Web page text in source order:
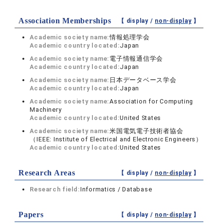
Association Memberships 【 display / non-display】
Academic society name:情報処理学会
Academic country located:Japan
Academic society name: 電子情報通信学会
Academic country located:Japan
Academic society name: 日本データベース学会
Academic country located:Japan
Academic society name:Association for Computing
Machinery
Academic country located:United States
Academic society name:米国電気電子技術者協会
（IEEE: Institute of Electrical and Electronic Engineers）
Academic country located:United States
Research Areas 【 display / non-display】
Research field:Informatics / Database
Papers 【 display / non-display】